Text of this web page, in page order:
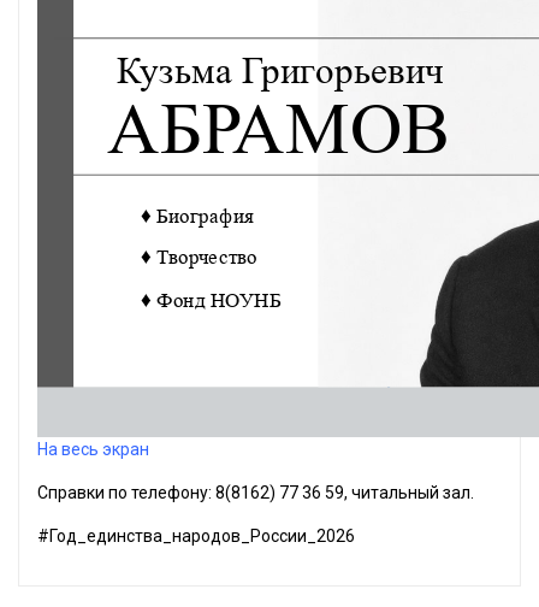
На весь экран
Справки по телефону: 8(8162) 77 36 59, читальный зал.
#Год_единства_народов_России_2026